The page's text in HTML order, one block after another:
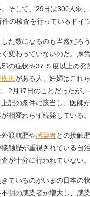
そして、29日は300人弱
の検査を行っているドイ
た数になるのも当然だろ
変わっていないのだ。厚
邪の症状や37.５度以上の
患がある人、妊婦はこれ
2月17日のことだったが
記の条件に該当し、医師
相変わらず続発している。
渡航歴や感染者との接触
接触歴が重視されている自
が十分に行われていない。
ているのがいまの日本の
明の感染者が増大し、感